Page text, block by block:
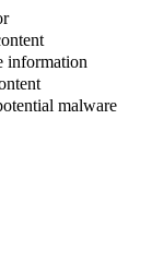
information
malware